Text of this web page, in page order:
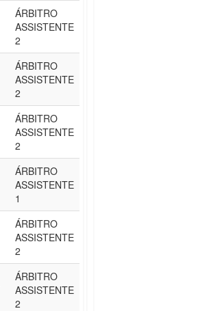
ÁRBITRO
ASSISTENTE
2
ÁRBITRO
ASSISTENTE
2
ÁRBITRO
ASSISTENTE
2
ÁRBITRO
ASSISTENTE
1
ÁRBITRO
ASSISTENTE
2
ÁRBITRO
ASSISTENTE
2